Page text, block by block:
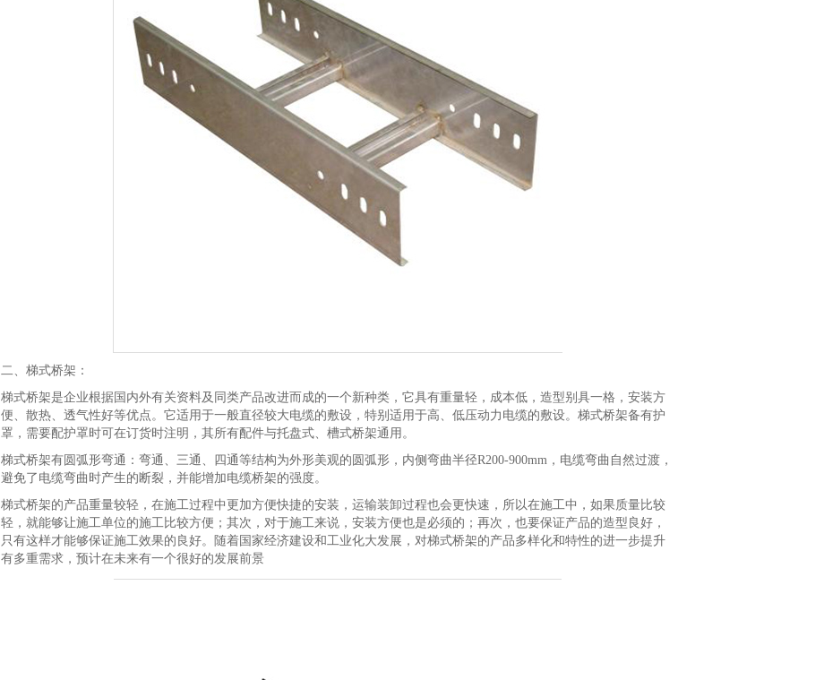
二、梯式桥架：
梯式桥架是企业根据国内外有关资料及同类产品改进而成的一个新种类，它具有重量轻，成本低，造型别具一格，安装方
便、散热、透气性好等优点。它适用于一般直径较大电缆的敷设，特别适用于高、低压动力电缆的敷设。梯式桥架备有护
罩，需要配护罩时可在订货时注明，其所有配件与托盘式、槽式桥架通用。
梯式桥架有圆弧形弯通：弯通、三通、四通等结构为外形美观的圆弧形，内侧弯曲半径R200-900mm，电缆弯曲自然过渡，
避免了电缆弯曲时产生的断裂，并能增加电缆桥架的强度。
梯式桥架的产品重量较轻，在施工过程中更加方便快捷的安装，运输装卸过程也会更快速，所以在施工中，如果质量比较
轻，就能够让施工单位的施工比较方便；其次，对于施工来说，安装方便也是必须的；再次，也要保证产品的造型良好，
只有这样才能够保证施工效果的良好。随着国家经济建设和工业化大发展，对梯式桥架的产品多样化和特性的进一步提升
有多重需求，预计在未来有一个很好的发展前景